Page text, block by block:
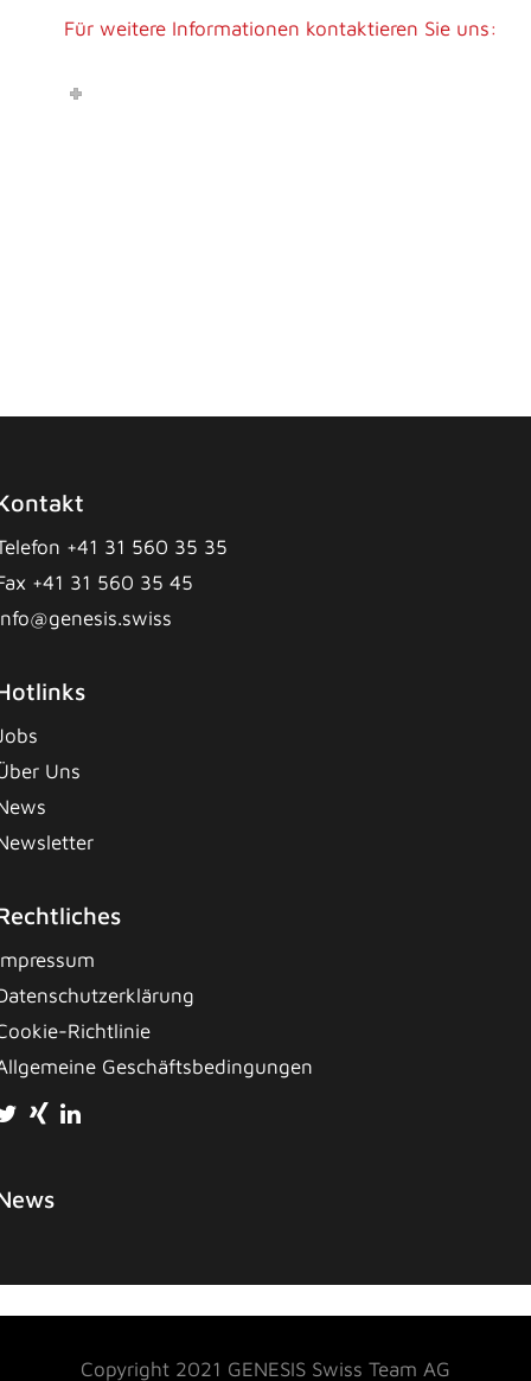
Für weitere Informationen kontaktieren Sie uns:
+41 31 560 35 35
+41 31 560 35 45
Uns
Richtlinie
Geschäftsbedingungen
Copyright 2021 GENESIS Swiss Team AG